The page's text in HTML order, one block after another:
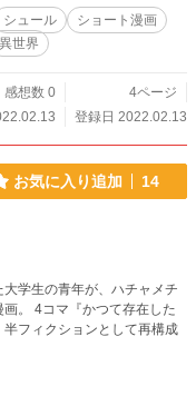
シュール
ショート漫画
異世界
感想数 0
4ページ
登録日 2022.02.13
お気に入り追加 14
学生の青年が、ハチャメチ
在した
フィクションとして再構成